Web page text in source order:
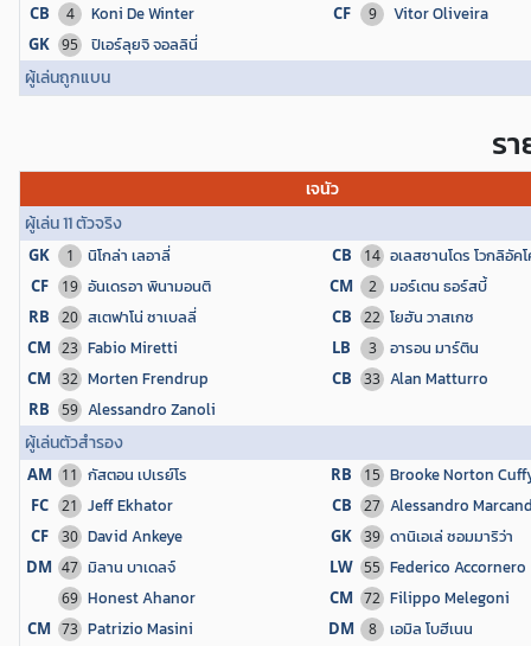
CB 4 Koni De Winter CF 9 Vitor Oliveira
GK 95 ปิเอร์ลุยจิ จอลลินี่
ผู้เล่นถูกแบน
ร
เจนัว
ผู้เล่น 11 ตัวจริง
GK 1 นิโกล่า เลอาลี่ CB 14 อเลสซานโดร โวกลิอัค
CF 19 อันเดรอา พินามอนติ CM 2 มอร์เตน ธอร์สบี้
RB 20 สเตฟาโน่ ซาเบลลี่ CB 22 โยฮัน วาสเกซ
CM 23 Fabio Miretti LB 3 อารอน มาร์ติน
CM 32 Morten Frendrup CB 33 Alan Matturro
RB 59 Alessandro Zanoli
ผู้เล่นตัวสำรอง
AM 11 กัสตอน เปเรย์โร RB 15 Brooke Norton
FC 21 Jeff Ekhator CB 27 Alessandro
CF 30 David Ankeye GK 39 ดานิเอเล่ ซอมมาริว่า
DM 47 มิลาน บาเดลจ์ LW 55 Federico Accornero
69 Honest Ahanor CM 72 Filippo Melegoni
CM 73 Patrizio Masini DM 8 เอมิล โบฮีเนน